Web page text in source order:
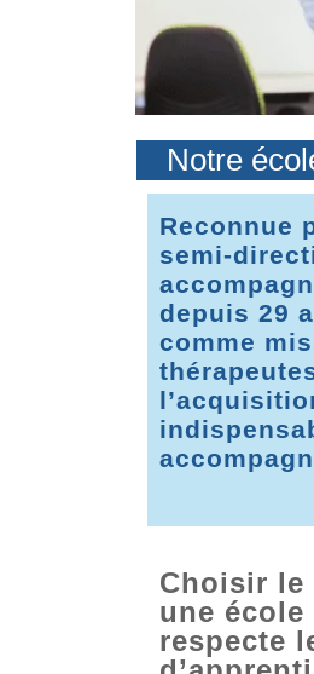
Notre
Reconnue
semi-
depuis 29
comme
Choisir le
une
respecte